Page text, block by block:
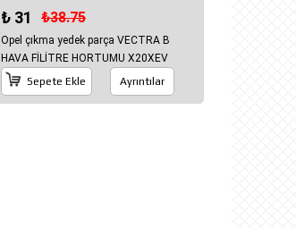
₺ 31 ₺38.75
Opel çıkma yedek parça VECTRA B
HAVA FİLİTRE HORTUMU X20XEV
Sepete Ekle
Ayrıntılar